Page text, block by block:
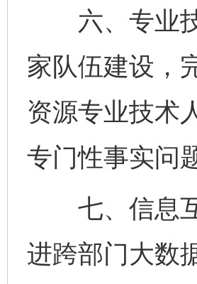
六、专业技
家队伍建设，
资源专业技术
专门性事实问
七、信息互
进跨部门大数